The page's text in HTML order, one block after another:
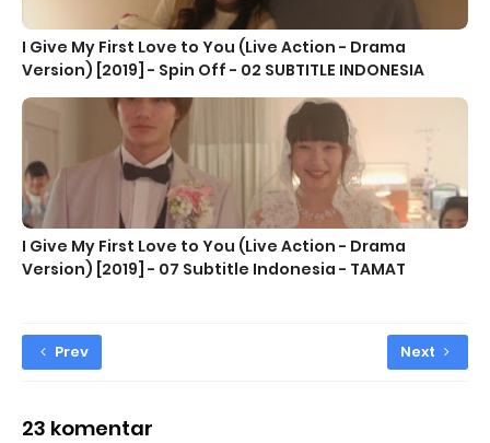
I Give My First Love to You (Live Action - Drama
Version) [2019] - Spin Off - 02 SUBTITLE INDONESIA
I Give My First Love to You (Live Action - Drama
Version) [2019] - 07 Subtitle Indonesia - TAMAT
Prev Next
23 komentar